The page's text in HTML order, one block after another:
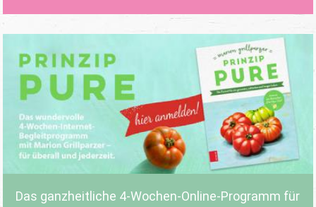
Das ganzheitliche 4-Wochen-Online-Programm für